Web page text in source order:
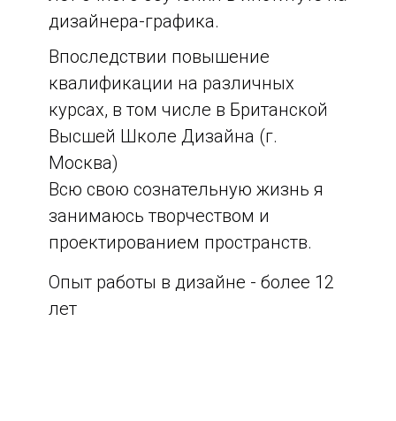
дизайнера-графика.
Впоследствии повышение
квалификации на различных
курсах, в том числе в Британской
Высшей Школе Дизайна (г.
Москва)
Всю свою сознательную жизнь я
занимаюсь творчеством и
проектированием пространств.
Опыт работы в дизайне - более 12
лет